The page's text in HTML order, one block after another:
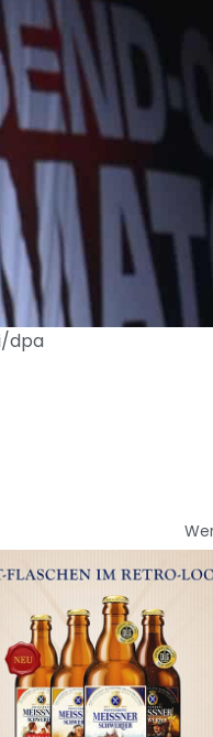
dpa